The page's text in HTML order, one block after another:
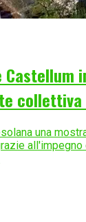
Castellum
collettiva
una